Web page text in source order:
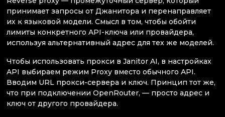
принимает запросы от Джанитора и перенаправляет
их к языковой модели. Смысл в том, чтобы обойти
лимиты конкретного API-ключа или провайдера,
используя альтернативный адрес для тех же моделей.
Чтобы использовать прокси в Janitor AI, в настройках
API выбираем режим Proxy вместо обычного API.
Вводим URL прокси-сервера и ключ. Принцип тот же,
что при подключении OpenRouter, — просто адрес и
ключ от другого провайдера.